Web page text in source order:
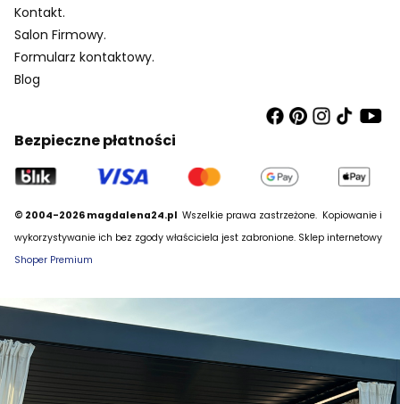
Kontakt.
Salon Firmowy.
Formularz kontaktowy.
Blog
Bezpieczne płatności
© 2004-2026 magdalena24.pl Wszelkie prawa zastrzeżone. Kopiowanie i
wykorzystywanie ich bez zgody właściciela jest zabronione. Sklep internetowy
Shoper Premium